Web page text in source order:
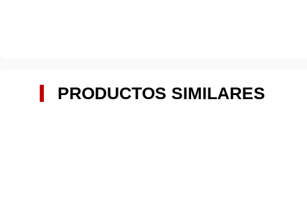
PRODUCTOS SIMILARES